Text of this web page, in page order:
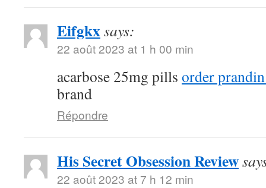
Eifgkxsays:
22 août 2023 at 1 h 00 min
acarbose 25mg pills order
brand
Répondre
His Secret Obsession Review
22 août 2023 at 7 h 12 min